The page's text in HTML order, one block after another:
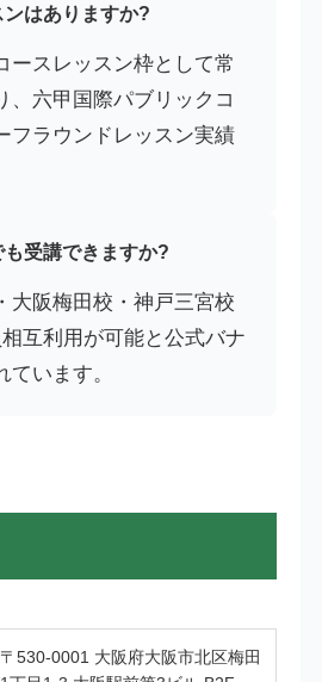
はありますか?
ースレッスン枠として常
、六甲国際パブリックコ
フラウンドレッスン実績
受講できますか?
大阪梅田校・神戸三宮校
互利用が可能と公式バナ
ています。
〒530-0001 大阪府大阪市北区梅田